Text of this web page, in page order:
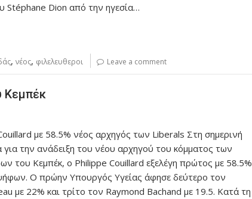
Stéphane Dion από την ηγεσία…
, νέος, φιλελευθεροι Leave a comment
Κεμπέκ
με 58.5% νέος αρχηγός των Liberals Στη σημερινή
την ανάδειξη του νέου αρχηγού του κόμματος των
του Κεμπέκ, ο Philippe Couillard εξελέγη πρώτος με 58.5%
Ο πρώην Υπουργός Υγείας άφησε δεύτερο τον
με 22% και τρίτο τον Raymond Bachand με 19.5. Κατά τη